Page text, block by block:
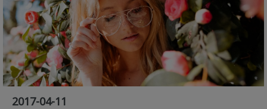
2017-04-11